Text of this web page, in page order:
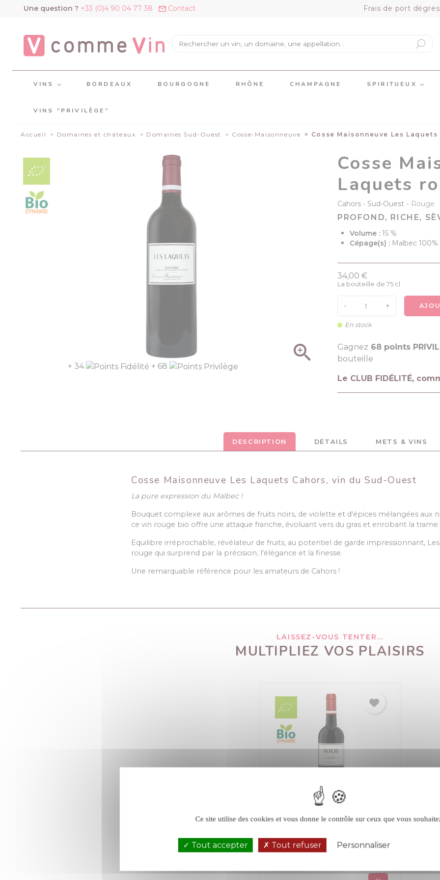
Une question ? +33 (0)4 90 04 77 38 Contact Frais de port
VINS BORDEAUX BOURGOGNE RHÔNE CHAMPAGNE SPIRITUEUX
VINS "PRIVILÈGE"
Accueil Domaines et châteaux Domaines Sud-Ouest Cosse-Maisonneuve Cosse Maisonneuve Les
+ 34 + 68

Cosse
Laquets
Cahors Sud-Ouest - Rouge
PROFOND, RICHE,
Volume : 15 %
Cépage(s) : Malbec 100%
34,00 €
La bouteille de 75 cl
- +
En stock
Gagnez 68 points
bouteille
Le CLUB FIDÉLITÉ,
DESCRIPTION DÉTAILS METS & VINS
Cosse Maisonneuve Les Laquets Cahors, vin du Sud-Ouest
La pure expression du Malbec !
Bouquet complexe aux arômes de fruits noirs, de violette et d'épices mélangées aux
ce vin rouge bio offre une attaque franche, évoluant vers du gras et enrobant la
Equilibre irréprochable, révélateur de fruits, au potentiel de garde impressionnant,
rouge qui surprend par la précision, l'élégance et la finesse.
Une remarquable référence pour les amateurs de Cahors !
LAISSEZ-VOUS TENTER...
MULTIPLIEZ VOS PLAISIRS
Cosse Maisonneuve Solis
Cahors
Sud-Ouest
Panneau de gestion des cookies
Ce site utilise des cookies et vous donne le contrôle sur ceux que vous
Tout accepter Tout refuser Personnaliser